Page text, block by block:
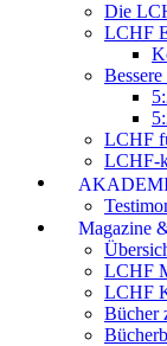
Die
LCHF
LCHF
LCHF-
Magazine
LCHF
LCHF
Bücher